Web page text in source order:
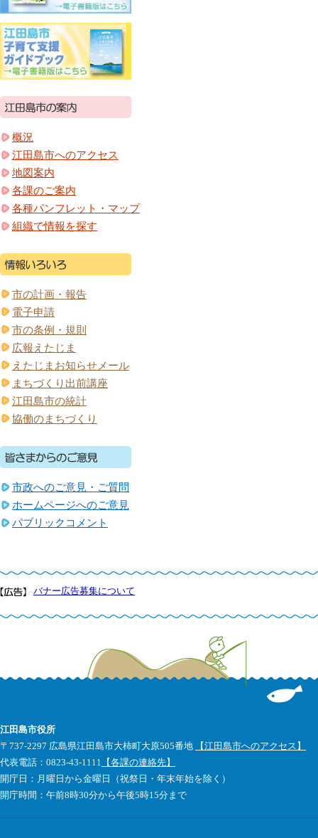
概況
江田島市へのアクセス
地図案内
各課のご案内
各種パンフレット・マップ
組織で情報を探す
市の計画・報告
電子申請
市の条例・規則
広報えたじま
えたじまお知らせメール
まちづくり出前講座
江田島市の統計
協働のまちづくり
市政へのご意見・ご質問
ホームページへのご意見
パブリックコメント
バナー広告募集について
江田島市役所
〒737-2297 広島県江田島市大柿町大原505番地
【江田島市へのアクセス】
代表電話：0823-43-1111 【各課の連絡先】
開庁日：月曜日から金曜日（祝祭日・年末年始を除く）
開庁時間：午前8時30分から午後5時15分まで